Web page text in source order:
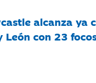
alcanza ya
con 23